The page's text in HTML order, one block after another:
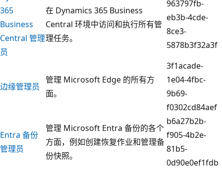
365
Business
Central 管理
员
在 Dynamics 365 Business
Central 环境中访问和执行所有管
理任务。
963797fb-
eb3b-4cde-
8ce3-
5878b3f32a3f
边缘管理员
管理 Microsoft Edge 的所有方
面。
3f1acade-
1e04-4fbc-
9b69-
f0302cd84aef
Entra 备份
管理员
管理 Microsoft Entra 备份的各个
方面，例如创建恢复作业和管理备
份快照。
b6a27b2b-
f905-4b2e-
81b5-
0d90e0ef1fdb